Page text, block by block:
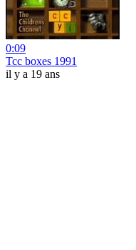
0:09
Tcc boxes 1991
il y a 19 ans